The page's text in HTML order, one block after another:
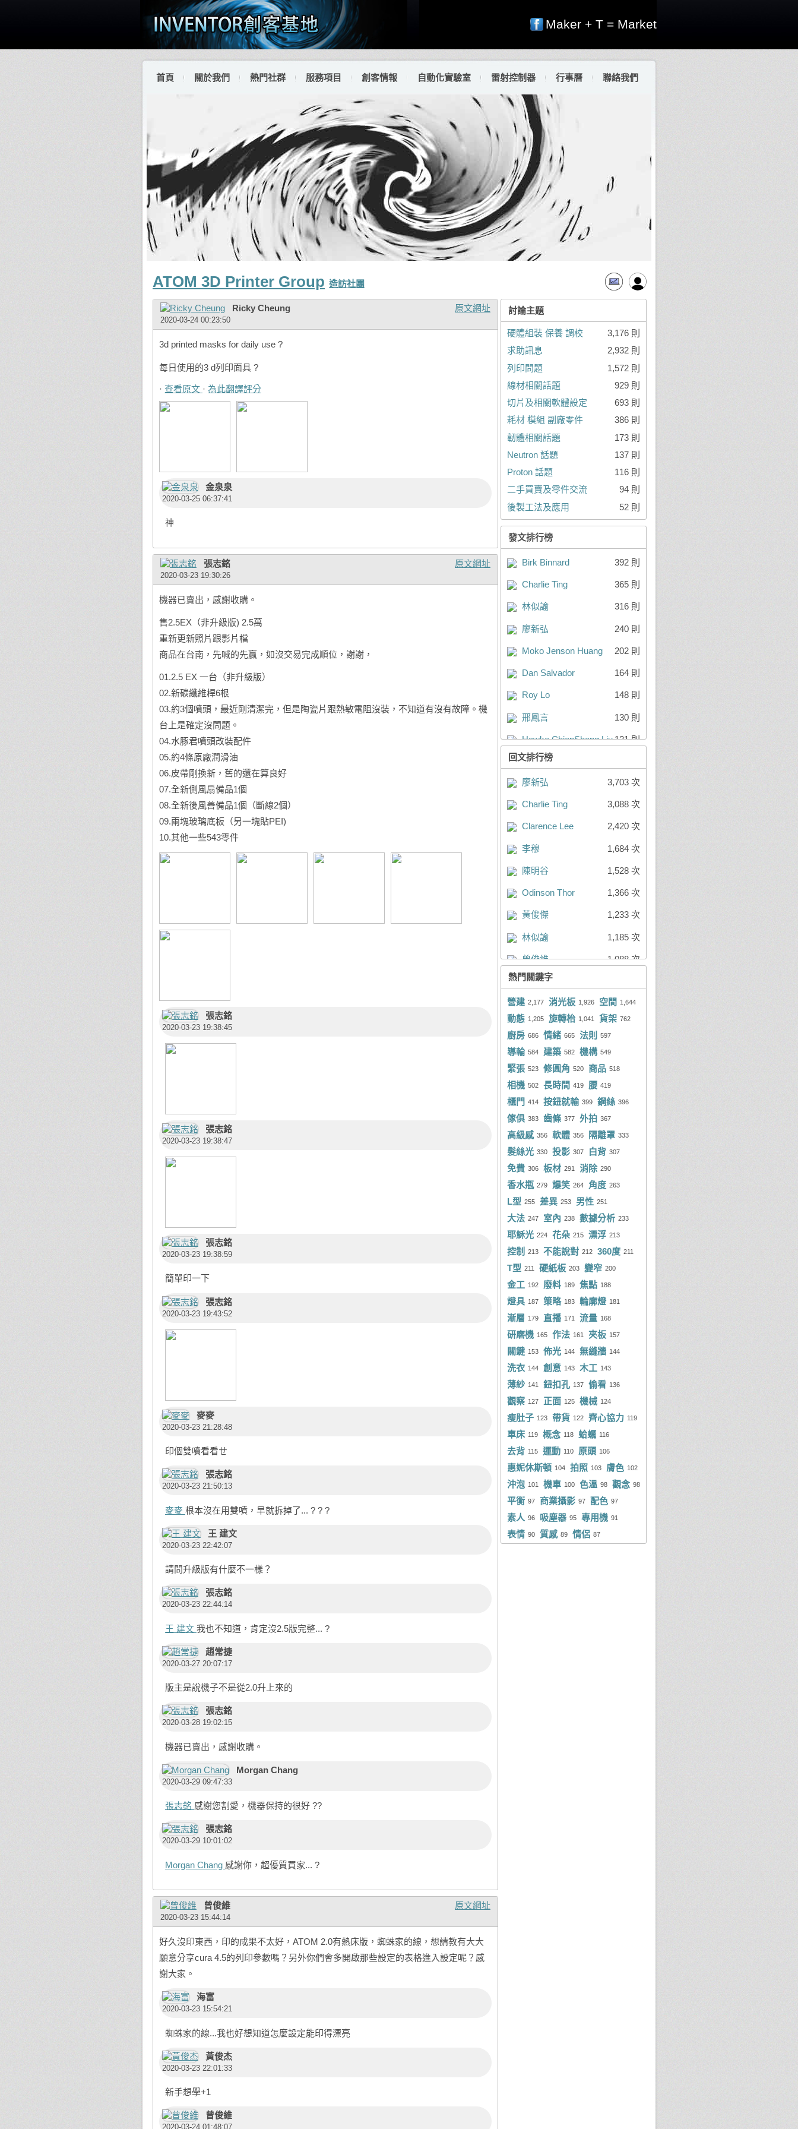
Maker + T = Market
首頁 關於我們 熱門社群 服務項目 創客情報 自動化實驗室 雷射控制器 行事曆 聯絡我們
ATOM 3D Printer Group 造訪社團
原文網址
Ricky Cheung
2020-03-24 00:23:50
3d printed masks for daily use ?
每日使用的3 d列印面具 ?
· 查看原文 · 為此翻譯評分
金泉泉
2020-03-25 06:37:41
神
原文網址
張志銘
2020-03-23 19:30:26
機器已賣出，感謝收購。
售2.5EX（非升級版) 2.5萬
重新更新照片跟影片檔
商品在台南，先喊的先贏，如沒交易完成順位，謝謝，
01.2.5 EX 一台（非升級版）
02.新碳纖維桿6根
03.約3個噴頭，最近剛清潔完，但是陶瓷片跟熱敏電阻沒裝，不知道有沒有故障。機
台上是確定沒問題。
04.水豚君噴頭改裝配件
05.約4條原廠潤滑油
06.皮帶剛換新，舊的還在算良好
07.全新側風扇備品1個
08.全新後風善備品1個（斷線2個）
09.兩塊玻璃底板（另一塊貼PEI)
10.其他一些543零件
張志銘
2020-03-23 19:38:45
張志銘
2020-03-23 19:38:47
張志銘
2020-03-23 19:38:59
簡單印一下
張志銘
2020-03-23 19:43:52
麥麥
2020-03-23 21:28:48
印個雙噴看看ㄝ
張志銘
2020-03-23 21:50:13
麥麥 根本沒在用雙噴，早就拆掉了... ? ? ?
王 建文
2020-03-23 22:42:07
請問升級版有什麼不一樣？
張志銘
2020-03-23 22:44:14
王 建文 我也不知道，肯定沒2.5版完整... ?
趙常捷
2020-03-27 20:07:17
版主是說機子不是從2.0升上來的
張志銘
2020-03-28 19:02:15
機器已賣出，感謝收購。
Morgan Chang
2020-03-29 09:47:33
張志銘 感謝您割愛，機器保持的很好 ??
張志銘
2020-03-29 10:01:02
Morgan Chang 感謝你，超優質買家... ?
原文網址
曾俊維
2020-03-23 15:44:14
好久沒印東西，印的成果不太好，ATOM 2.0有熱床版，蜘蛛家的線，想請教有大大
願意分享cura 4.5的列印參數嗎？另外你們會多開啟那些設定的表格進入設定呢？感
謝大家。
海富
2020-03-23 15:54:21
蜘蛛家的線...我也好想知道怎麼設定能印得漂亮
黃俊杰
2020-03-23 22:01:33
新手想學+1
曾俊維
2020-03-24 01:48:07
討論主題
3,176 則
硬體組裝 保養 調校
2,932 則
求助訊息
1,572 則
列印問題
929 則
線材相關話題
693 則
切片及相關軟體設定
386 則
耗材 模組 副廠零件
173 則
韌體相關話題
137 則
Neutron 話題
116 則
Proton 話題
94 則
二手買賣及零件交流
52 則
後製工法及應用
發文排行榜
392 則
Birk Binnard
365 則
Charlie Ting
316 則
林似諭
240 則
廖新弘
202 則
Moko Jenson Huang
164 則
Dan Salvador
148 則
Roy Lo
130 則
邢鳳言
121 則
Hawke ChienSheng Liu
黃雋逸
111 則
施正偉
93 則
Yves Hsu
92 則
曾俊維
86 則
Estima Lin
85 則
蕭傑仁
79 則
戴光宏
77 則
James Lin
77 則
Adrian Li
76 則
陳明谷
宋昇嶧
70 則
橘子腦師
孫振擎
61 則
林一旭
洪瑞良
55 則
李穆
52 則
戴士偉
Vincent LM Yeh
Mariel Diaz
49 則
Santina Martino
阿童
Shi Xinhui
Stanley Chen
43 則
Clarence Lee
黃小潔
42 則
辜元志
王榮達
40 則
Morgan Chang
林文和
39 則
Kevin Chen
39 則
Jumi Chen
Kwok Tony
MoMo Yang
回文排行榜
3,703 次
廖新弘
3,088 次
Charlie Ting
2,420 次
Clarence Lee
1,684 次
李穆
1,528 次
陳明谷
1,366 次
Odinson Thor
1,233 次
黃俊傑
1,185 次
林似諭
1,088 次
曾俊維
戴士偉
1,038 次
黃大丙
1,028 次
James Lin
Moko Jenson Huang
930 次
Hawke ChienSheng Liu
陳維德
Birk Binnard
681 次
邢鳳言
蕭傑仁
張不凡
Josh Lin
Estima Lin
557 次
Stanley Chen
461 次
Vincent LM Yeh
梁琄
MoMo Yang
418 次
陳順得
406 次
Mark Chen
Bise Chen
Roy Lo
349 次
陳曉澔
Jacky Chen
323 次
Shi Xinhui
314 次
Rickey Yang
Lawrence Lee
林文和
熱門關鍵字
2,177
營建 1,926
消光板 1,644
空間
1,205
動態 1,041
旋轉枱 762
貨架
686
廚房 665
情緒 597
法則
584
導輪 582
建築 549
機構
523
緊張 520
修圓角 518
商品
502
相機 419
長時間 419
腰
414
櫃門 399
按鈕就輸 396
鋼絲
383
傢俱 377
齒條 367
外拍
356
高級感 356
軟體 333
隔離罩
330
髮絲光 307
投影 307
白背
306
免費 291
板材 290
消除
279
香水瓶 264
爆笑 263
角度
255
L型 253
差異 251
男性
247
大法 238
室內 233
數據分析
224
耶穌光 215
花朵 213
漂浮
213
控制 212
不能說對 211
360度
211
T型 203
硬紙板 200
變窄
192
金工 189
廢料 188
焦點
187
燈具 183
策略 181
輪廓燈
179
漸層 171
直播 168
流量
165
研磨機 161
作法 157
夾板
153
關鍵 144
佈光 144
無縫牆
144
洗衣 143
創意 143
木工
141
薄紗 137
鈕扣孔 136
偷看
127
觀察 125
正面 124
機械
123
瘦肚子 122
帶貨 119
齊心協力
119
車床 118
概念 116
蛤蠣
115
去背 110
運動 106
原頭
104
惠妮休斯頓 103
拍照 102
膚色
101
沖泡 100
機車 98
色溫 98
觀念
97
平衡 97
商業攝影 97
配色
96
素人 95
吸塵器 91
專用機
90
表情 89
質感 87
情侶